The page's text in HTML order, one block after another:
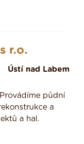
r.o.
Ústí nad Labem
půdní
a
a hal.